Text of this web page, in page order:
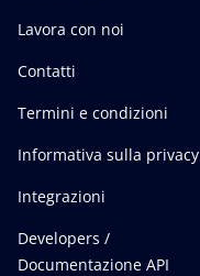
Lavora con noi
Contatti
Termini e condizioni
Informativa sulla privacy
Integrazioni
Developers /
Documentazione API